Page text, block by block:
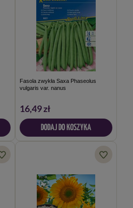
Fasola zwykła Saxa Phaseolus
vulgaris var. nanus
16,49 zł
DODAJ DO KOSZYKA